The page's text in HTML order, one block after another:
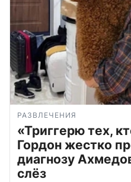
РАЗВЛЕЧЕНИЯ
«Триггерю тех,
Гордон жестко
диагнозу
слёз